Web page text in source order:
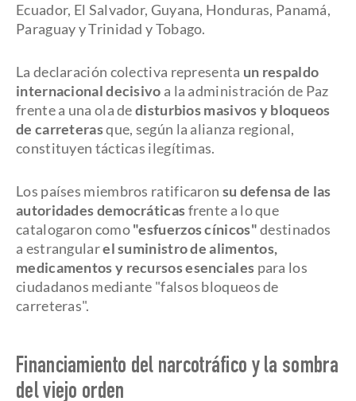
Ecuador, El Salvador, Guyana, Honduras, Panamá,
Paraguay y Trinidad y Tobago.
La declaración colectiva representa un respaldo
internacional decisivo a la administración de Paz
frente a una ola dedisturbios masivos y bloqueos
de carreterasque, según la alianza regional,
constituyen tácticas ilegítimas.
Los países miembros ratificaron su defensa de las
autoridades democráticasfrente a lo que
catalogaron como"esfuerzos cínicos"destinados
a estrangularel suministro de alimentos,
medicamentos y recursos esenciales para los
ciudadanos mediante "falsos bloqueos de
carreteras".
Financiamiento del narcotráfico y la sombra
del viejo orden